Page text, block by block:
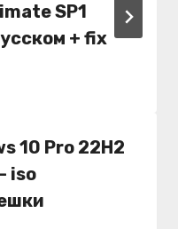
SP1
+ fix
10 Pro 22H2
iso